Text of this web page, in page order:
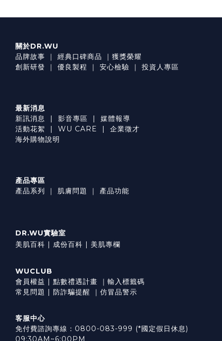
關於DR.WU
品牌故事 ｜ 經典口碑商品 ｜ 獲獎榮耀
創新研發
｜ 優良製程 ｜ 安心檢驗 ｜ 投資人專區
最新消息
新訊消息
| 影音專區 | 媒體報導
活動花絮
| WU CARE | 企業徵才
海外購物說明
產品專區
產品系列
｜ 肌膚問題 ｜ 產品功能
DR.WU實驗室
美肌百科 | 成份百科 | 美肌專欄
WUCLUB
會員權益 | 點數禮遇計畫 ｜ 輸入標籤碼
常見問題 | 防詐騙提醒 ｜ 仿冒品警示
客服中心
免付費諮詢專線：0800-083-999 (*國定假日休息)
09:30AM~6:00PM